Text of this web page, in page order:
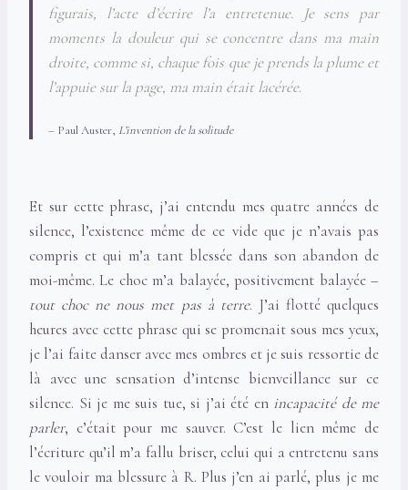
figurais, l’acte d’écrire l’a entretenue. Je sens par
moments la douleur qui se concentre dans ma main
droite, comme si, chaque fois que je prends la plume et
l’appuie sur la page, ma main était lacérée.
– Paul Auster, L’invention de la solitude
Et sur cette phrase, j’ai entendu mes quatre années de
silence, l’existence même de ce vide que je n’avais pas
compris et qui m’a tant blessée dans son abandon de
moi-même. Le choc m’a balayée, positivement balayée –
tout choc ne nous met pas à terre. J’ai flotté quelques
heures avec cette phrase qui se promenait sous mes yeux,
je l’ai faite danser avec mes ombres et je suis ressortie de
là avec une sensation d’intense bienveillance sur ce
silence. Si je me suis tue, si j’ai été en incapacité de me
parler, c’était pour me sauver. C’est le lien même de
l’écriture qu’il m’a fallu briser, celui qui a entretenu sans
le vouloir ma blessure à R. Plus j’en ai parlé, plus je me